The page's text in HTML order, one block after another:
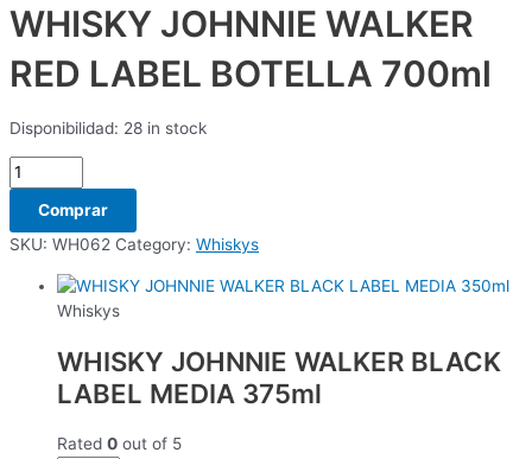
WHISKY JOHNNIE WALKER
RED LABEL BOTELLA 700ml
Disponibilidad: 28 in stock
Comprar
SKU: WH062 Category: Whiskys
Whiskys
WHISKY JOHNNIE WALKER BLACK
LABEL MEDIA 375ml
Rated 0 out of 5